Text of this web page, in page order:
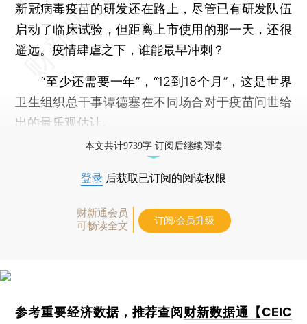
新冠病毒疫苗的研发还在路上，尽管已有研发队伍
启动了临床试验，但距离上市使用的那一天，还很
遥远。疫情肆虐之下，谁能最早冲刺？
“至少还需要一年”，“12到18个月”，这是世界
卫生组织总干事谭德塞在不同场合对于疫苗问世给
出的最乐观估计。
本文共计9739字 订阅后继续阅读
登录 后获取已订阅的阅读权限
财新通会员
可畅读全文
订阅/会员升级
参考重要经济数据，推荐查阅 财新数据通【CEIC